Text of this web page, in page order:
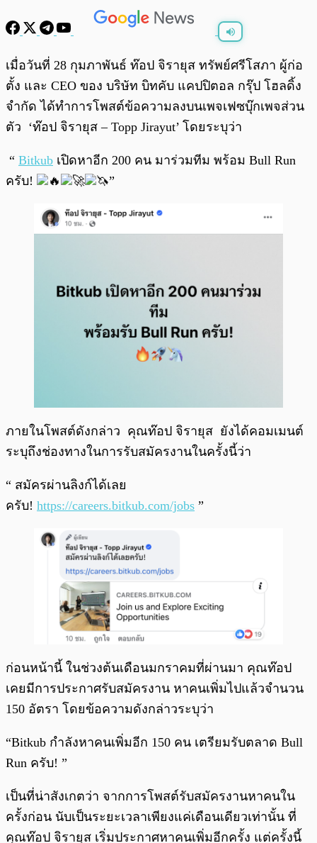
พร้อมเล่น 0:00 0:00
เมื่อวันที่ 28 กุมภาพันธ์ ท๊อป จิรายุส ทรัพย์ศรีโสภา ผู้ก่อ
ตั้ง และ CEO ของ บริษัท บิทคับ แคปปิตอล กรุ๊ป โฮลดิ้ง
จำกัด ได้ทำการโพสต์ข้อความลงบนเพจเฟซบุ๊กเพจส่วน
ตัว ‘ท๊อป จิรายุส – Topp Jirayut’ โดยระบุว่า
“ Bitkub เปิดหาอีก 200 คน มาร่วมทีม พร้อม Bull Run
ครับ!
”
ภายในโพสต์ดังกล่าว คุณท๊อป จิรายุส ยังได้คอมเมนต์
ระบุถึงช่องทางในการรับสมัครงานในครั้งนี้ว่า
“ สมัครผ่านลิงก์ได้เลย
ครับ! https://careers.bitkub.com/jobs ”
ก่อนหน้านี้ ในช่วงต้นเดือนมกราคมที่ผ่านมา คุณท๊อป
เคยมีการประกาศรับสมัครงาน หาคนเพิ่มไปแล้วจำนวน
150 อัตรา โดยข้อความดังกล่าวระบุว่า
“Bitkub กำลังหาคนเพิ่มอีก 150 คน เตรียมรับตลาด Bull
Run ครับ! ”
เป็นที่น่าสังเกตว่า จากการโพสต์รับสมัครงานหาคนใน
ครั้งก่อน นับเป็นระยะเวลาเพียงแค่เดือนเดียวเท่านั้น ที่
คุณท๊อป จิรายุส เริ่มประกาศหาคนเพิ่มอีกครั้ง แต่ครั้งนี้